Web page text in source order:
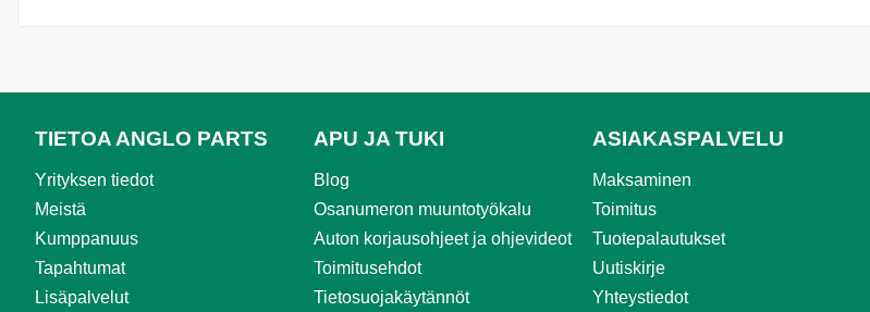
TIETOA ANGLO PARTS
Yrityksen tiedot
Meistä
Kumppanuus
Tapahtumat
Lisäpalvelut
APU JA TUKI
Blog
Osanumeron muuntotyökalu
Auton korjausohjeet ja ohjevideot
Toimitusehdot
Tietosuojakäytännöt
ASIAKASPALVELU
Maksaminen
Toimitus
Tuotepalautukset
Uutiskirje
Yhteystiedot